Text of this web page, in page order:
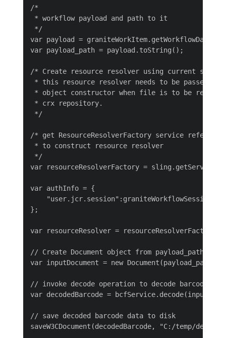
/*
* workflow payload and path to it
*/
var payload =
var payload_path = payload.toString();
/* Create resource resolver using current
* this resource resolver needs to be passed to
* object constructor when file is to be read
* crx repository.
*/
/* get ResourceResolverFactory service
* to construct resource resolver
*/
var resourceResolverFactory =
var authInfo = {
};
var resourceResolver =
// Create Document object from payload_path
var inputDocument = new Document(payload_path,
// invoke decode operation to decode barcodes in
var decodedBarcode =
// save decoded barcode data to disk
saveW3CDocument(decodedBarcode, "C:/temp/